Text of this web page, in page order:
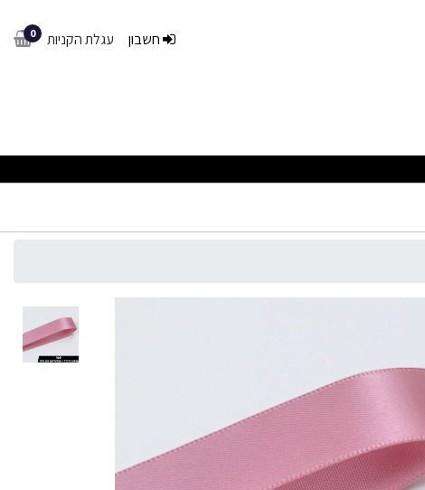
0 עגלת הקניות חשבון